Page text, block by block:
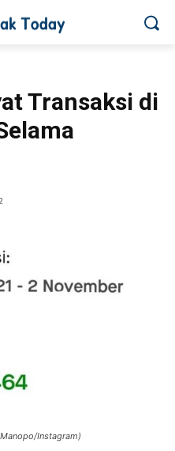
Transaksi di
Instagram)